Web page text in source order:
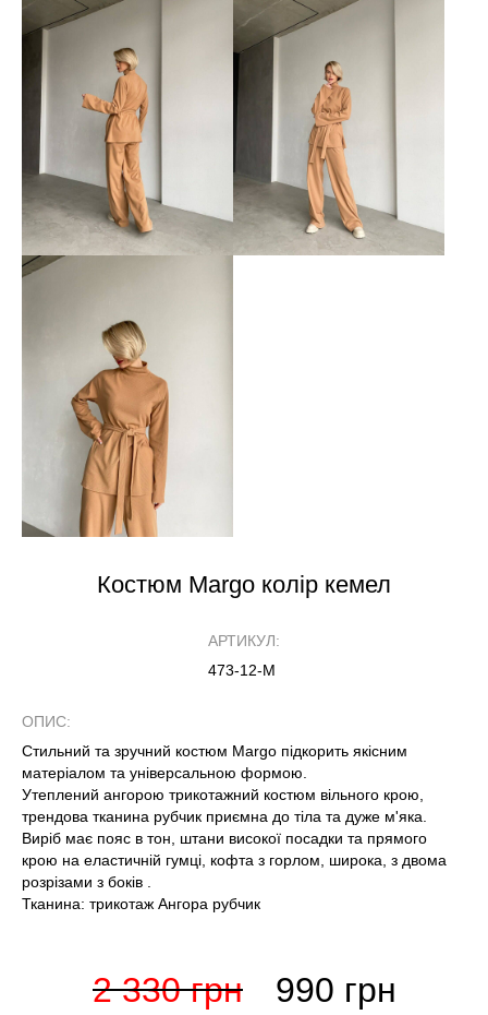
Костюм Margo колір кемел
АРТИКУЛ:
473-12-М
ОПИС:
Стильний та зручний костюм Margo підкорить якісним
матеріалом та універсальною формою.
Утеплений ангорою трикотажний костюм вільного крою,
трендова тканина рубчик приємна до тіла та дуже м'яка.
Виріб має пояс в тон, штани високої посадки та прямого
крою на еластичній гумці, кофта з горлом, широка, з двома
розрізами з боків .
Тканина: трикотаж Ангора рубчик
2 330 грн 990 грн